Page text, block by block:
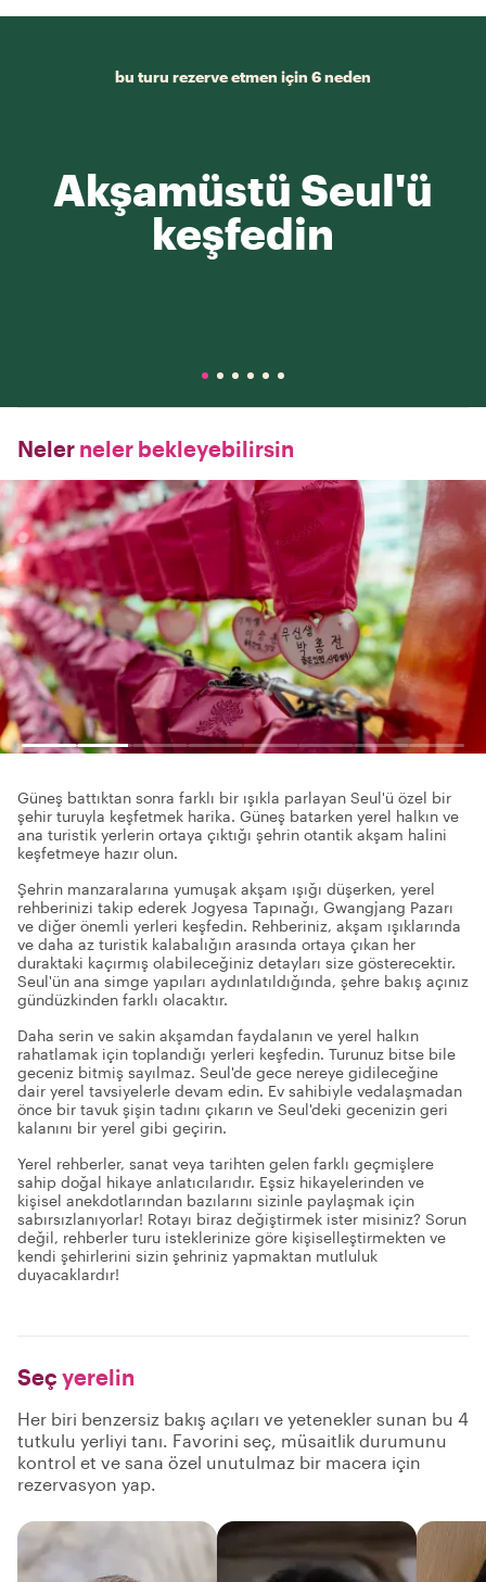
bu turu rezerve etmen için 6 neden
Akşamüstü Seul'ü
keşfedin
Neler neler bekleyebilirsin
Güneş battıktan sonra farklı bir ışıkla parlayan Seul'ü özel bir
şehir turuyla keşfetmek harika. Güneş batarken yerel halkın ve
ana turistik yerlerin ortaya çıktığı şehrin otantik akşam halini
keşfetmeye hazır olun.
Şehrin manzaralarına yumuşak akşam ışığı düşerken, yerel
rehberinizi takip ederek Jogyesa Tapınağı, Gwangjang Pazarı
ve diğer önemli yerleri keşfedin. Rehberiniz, akşam ışıklarında
ve daha az turistik kalabalığın arasında ortaya çıkan her
duraktaki kaçırmış olabileceğiniz detayları size gösterecektir.
Seul'ün ana simge yapıları aydınlatıldığında, şehre bakış açınız
gündüzkinden farklı olacaktır.
Daha serin ve sakin akşamdan faydalanın ve yerel halkın
rahatlamak için toplandığı yerleri keşfedin. Turunuz bitse bile
geceniz bitmiş sayılmaz. Seul'de gece nereye gidileceğine
dair yerel tavsiyelerle devam edin. Ev sahibiyle vedalaşmadan
önce bir tavuk şişin tadını çıkarın ve Seul'deki gecenizin geri
kalanını bir yerel gibi geçirin.
Yerel rehberler, sanat veya tarihten gelen farklı geçmişlere
sahip doğal hikaye anlatıcılarıdır. Eşsiz hikayelerinden ve
kişisel anekdotlarından bazılarını sizinle paylaşmak için
sabırsızlanıyorlar! Rotayı biraz değiştirmek ister misiniz? Sorun
değil, rehberler turu isteklerinize göre kişiselleştirmekten ve
kendi şehirlerini sizin şehriniz yapmaktan mutluluk
duyacaklardır!
Seç yerelin
Her biri benzersiz bakış açıları ve yetenekler sunan bu 4
tutkulu yerliyi tanı. Favorini seç, müsaitlik durumunu
kontrol et ve sana özel unutulmaz bir macera için
rezervasyon yap.